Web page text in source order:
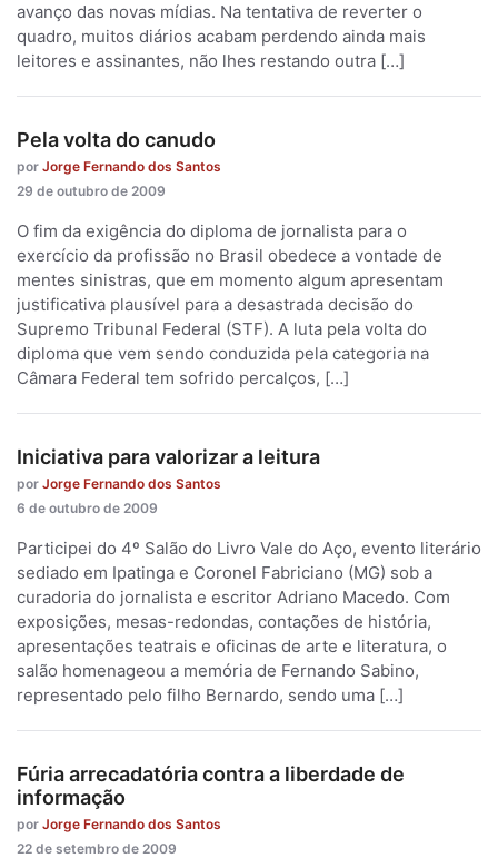
avanço das novas mídias. Na tentativa de reverter o
quadro, muitos diários acabam perdendo ainda mais
leitores e assinantes, não lhes restando outra […]
Pela volta do canudo
por Jorge Fernando dos Santos
29 de outubro de 2009
O fim da exigência do diploma de jornalista para o
exercício da profissão no Brasil obedece a vontade de
mentes sinistras, que em momento algum apresentam
justificativa plausível para a desastrada decisão do
Supremo Tribunal Federal (STF). A luta pela volta do
diploma que vem sendo conduzida pela categoria na
Câmara Federal tem sofrido percalços, […]
Iniciativa para valorizar a leitura
por Jorge Fernando dos Santos
6 de outubro de 2009
Participei do 4º Salão do Livro Vale do Aço, evento literário
sediado em Ipatinga e Coronel Fabriciano (MG) sob a
curadoria do jornalista e escritor Adriano Macedo. Com
exposições, mesas-redondas, contações de história,
apresentações teatrais e oficinas de arte e literatura, o
salão homenageou a memória de Fernando Sabino,
representado pelo filho Bernardo, sendo uma […]
Fúria arrecadatória contra a liberdade de
informação
por Jorge Fernando dos Santos
22 de setembro de 2009